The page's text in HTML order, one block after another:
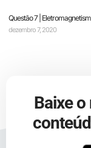
Questão 7 |
dezembro 7, 2020
Baixe o